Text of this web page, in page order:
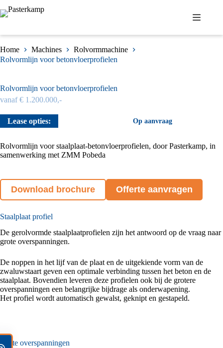
naar
Home Machines
Rolvormmachine
Rolvorm­lijn voor beton­vloer­profielen
Grote overspanningen
Rolvorm­lijn voor beton­vloer­profielen
vanaf € 1.200.000,-
Lease opties: Op aanvraag
Rolvormlijn voor staalplaat-betonvloerprofielen, door Pasterkamp, in
samenwerking met ZMM Pobeda
Download brochure Offerte aanvragen
Staalplaat profiel
De gerolvormde staalplaatprofielen zijn het antwoord op de vraag naar
grote over­spanningen.
De noppen in het lijf van de plaat en de uitgekiende vorm van de
zwaluwstaart geven een optimale verbinding tussen het beton en de
staalplaat. Bovendien leveren deze profielen ook bij de grotere
overspanningen een belangrijke bijdrage als onderwapening.
Het profiel wordt automatisch gewalst, geknipt en gestapeld.